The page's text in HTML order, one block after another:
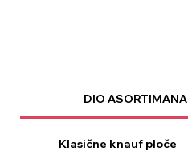
DIO ASORTIMANA
Klasične knauf ploče